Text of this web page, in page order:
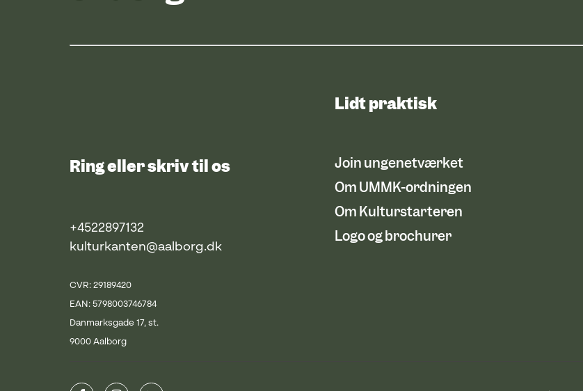
Ring eller skriv til os
+4522897132
kulturkanten@aalborg.dk
CVR: 29189420
EAN: 5798003746784
Danmarksgade 17, st.
9000 Aalborg
Lidt praktisk
Join ungenetværket
Om UMMK-ordningen
Om Kulturstarteren
Logo og brochurer